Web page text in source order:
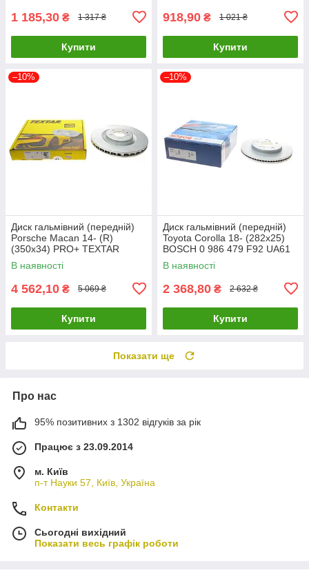
1 185,30 ₴ 1 317 ₴
Купити
918,90 ₴ 1 021 ₴
Купити
–10%
Диск гальмівний (передній)
Porsche Macan 14- (R)
(350x34) PRO+ TEXTAR
92319105 UA61
В наявності
4 562,10 ₴ 5 069 ₴
Купити
–10%
Диск гальмівний (передній)
Toyota Corolla 18- (282x25)
BOSCH 0 986 479 F92 UA61
В наявності
2 368,80 ₴ 2 632 ₴
Купити
Показати ще
Про нас
95% позитивних з 1302 відгуків за рік
Працює з 23.09.2014
м. Київ
п-т Науки 57, Київ, Україна
Контакти
Сьогодні вихідний
Показати весь графік роботи